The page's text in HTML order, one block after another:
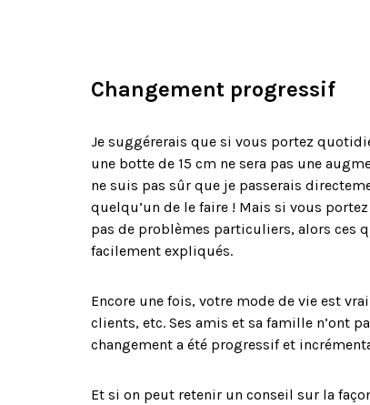
Changement progressif
Je suggérerais que si vous portez
une botte de 15 cm ne sera pas une
ne suis pas sûr que je passerais
quelqu’un de le faire ! Mais si vous
pas de problèmes particuliers, alors ces
facilement expliqués.
Encore une fois, votre mode de vie est
clients, etc. Ses amis et sa famille n’ont
changement a été progressif et
Et si on peut retenir un conseil sur la